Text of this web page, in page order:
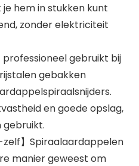
hem in stukken kunt
zonder elektriciteit
professioneel gebruikt bij
gebakken
en goede opslag,
gebruikt.
zelf】Spiraalaardappelen
manier geweest om